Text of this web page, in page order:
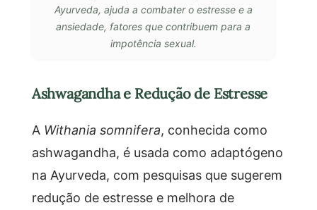
Ayurveda, ajuda a combater o estresse e a
ansiedade, fatores que contribuem para a
impotência sexual.
Ashwagandha e Redução de Estresse
A Withania somnifera, conhecida como
ashwagandha, é usada como adaptógeno
na Ayurveda, com pesquisas que sugerem
redução de estresse e melhora de